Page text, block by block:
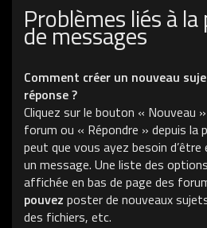
Problèmes liés à
de messages
Comment créer un nouveau
réponse ?
Cliquez sur le bouton « Nouveau
forum ou « Répondre » depuis la
peut que vous ayez besoin
un message. Une liste des
affichée en bas de page des
pouvez poster de nouveaux
des fichiers, etc.